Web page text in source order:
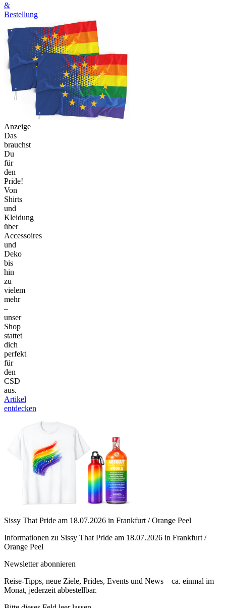
&
Bestellung
Anzeige
Das
brauchst
Du
für
den
Pride!
Von
Shirts
und
Kleidung
über
Accessoires
und
Deko
bis
hin
zu
vielem
mehr
–
unser
Shop
stattet
dich
perfekt
für
den
CSD
aus.
Artikel
entdecken
Sissy That Pride am 18.07.2026 in Frankfurt / Orange Peel
Informationen zu Sissy That Pride am 18.07.2026 in Frankfurt /
Orange Peel
Newsletter abonnieren
Reise-Tipps, neue Ziele, Prides, Events und News – ca. einmal im
Monat, jederzeit abbestellbar.